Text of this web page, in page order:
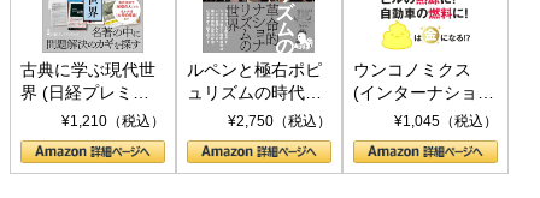
古典に学ぶ現代世
界 (日経プレミア
シリーズ)¥1,210（税込）
ルペンと極右ポピ
ュリズムの時代：
〈ヤヌス〉の二つ
の顔
¥2,750（税込）
ウンコノミクス
(インターナショナ
ル新書)¥1,045（税込）